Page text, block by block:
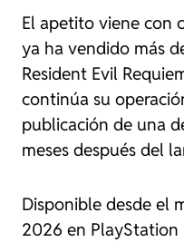
El apetito viene con
ya ha vendido más
Resident Evil
continúa su
publicación de una
meses después del
Disponible desde el
2026 en PlayStation